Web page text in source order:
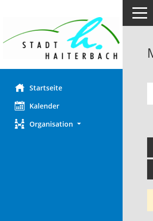
Startseite
Kalender
Organisation